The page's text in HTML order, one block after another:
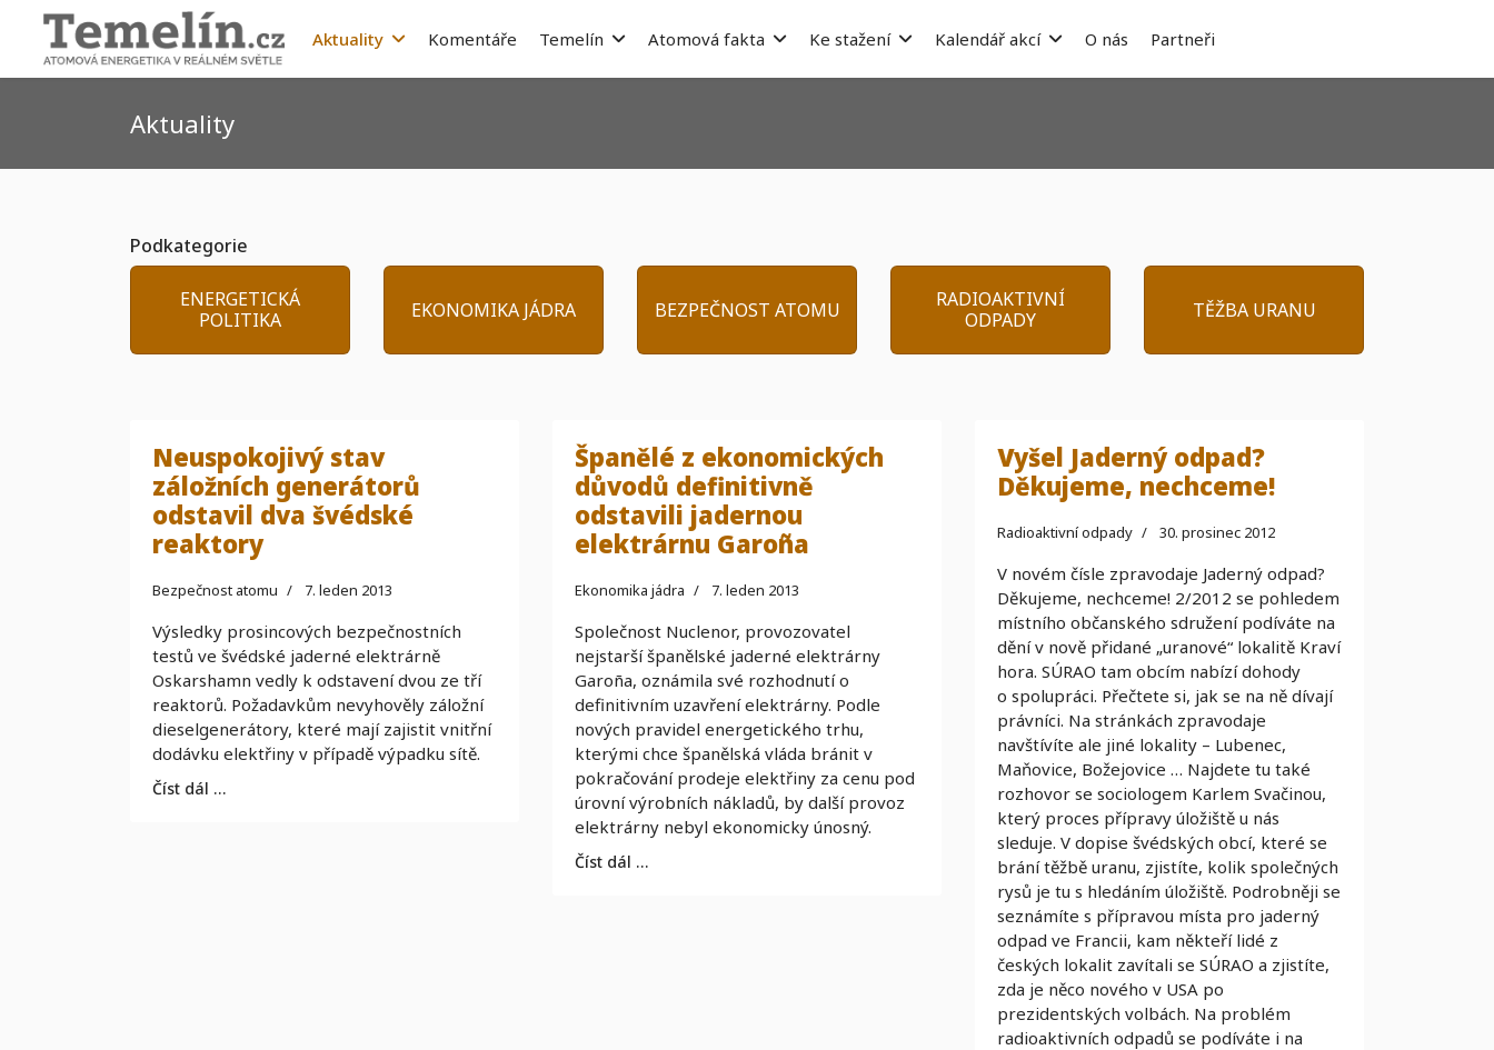
Aktuality Komentáře Temelín Atomová fakta Ke stažení Kalendář akcí O nás Partneři
Aktuality
Podkategorie
ENERGETICKÁ
POLITIKA
EKONOMIKA JÁDRA BEZPEČNOST ATOMU
RADIOAKTIVNÍ
ODPADY
TĚŽBA URANU
Neuspokojivý stav
záložních generátorů
odstavil dva švédské
reaktory
Bezpečnost atomu 7. leden 2013
Výsledky prosincových bezpečnostních
testů ve švédské jaderné elektrárně
Oskarshamn vedly k odstavení dvou ze tří
reaktorů. Požadavkům nevyhověly záložní
dieselgenerátory, které mají zajistit vnitřní
dodávku elektřiny v případě výpadku sítě.
Číst dál …
Španělé z ekonomických
důvodů definitivně
odstavili jadernou
elektrárnu Garoña
Ekonomika jádra 7. leden 2013
Společnost Nuclenor, provozovatel
nejstarší španělské jaderné elektrárny
Garoña, oznámila své rozhodnutí o
definitivním uzavření elektrárny. Podle
nových pravidel energetického trhu,
kterými chce španělská vláda bránit v
pokračování prodeje elektřiny za cenu pod
úrovní výrobních nákladů, by další provoz
elektrárny nebyl ekonomicky únosný.
Číst dál …
Vyšel Jaderný odpad?
Děkujeme, nechceme!
Radioaktivní odpady 30. prosinec 2012
V novém čísle zpravodaje Jaderný odpad?
Děkujeme, nechceme! 2/2012 se pohledem
místního občanského sdružení podíváte na
dění v nově přidané „uranové“ lokalitě Kraví
hora. SÚRAO tam obcím nabízí dohody
o spolupráci. Přečtete si, jak se na ně dívají
právníci. Na stránkách zpravodaje
navštívíte ale jiné lokality – Lubenec,
Maňovice, Božejovice … Najdete tu také
rozhovor se sociologem Karlem Svačinou,
který proces přípravy úložiště u nás
sleduje. V dopise švédských obcí, které se
brání těžbě uranu, zjistíte, kolik společných
rysů je tu s hledáním úložiště. Podrobněji se
seznámíte s přípravou místa pro jaderný
odpad ve Francii, kam někteří lidé z
českých lokalit zavítali se SÚRAO a zjistíte,
zda je něco nového v USA po
prezidentských volbách. Na problém
radioaktivních odpadů se podíváte i na